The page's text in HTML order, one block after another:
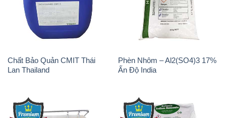
Chất Bảo Quản CMIT Thái
Lan Thailand
Phèn Nhôm – Al2(SO4)3 17%
Ấn Độ India